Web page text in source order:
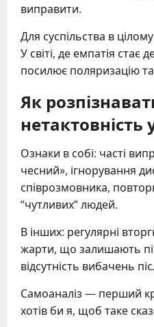
виправити.
Для суспільства в
У світі, де емпатія стає
посилює поляризацію
Як
нетактовність
Ознаки в собі: часті
чесний», ігнорування
співрозмовника,
“чутливих” людей.
В інших: регулярні
жарти, що залишають
відсутність вибачень
Самоаналіз — перший
хотів би я, щоб таке